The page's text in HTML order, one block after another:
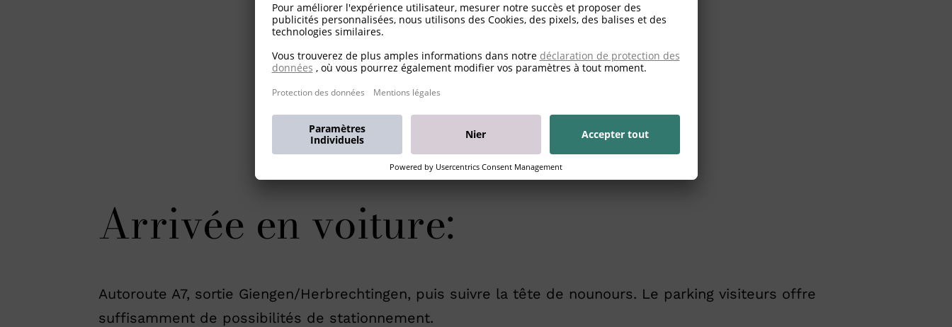
Arrivée en voiture:
Autoroute A7, sortie Giengen/Herbrechtingen, puis suivre la tête de nounours. Le parking visiteurs offre
suffisamment de possibilités de stationnement.